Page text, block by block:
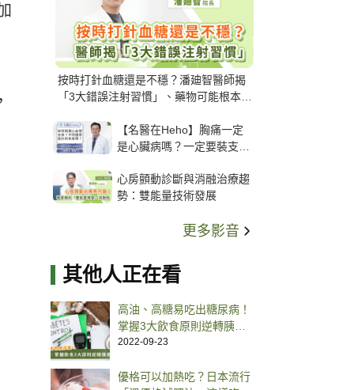
按時打針血糖還是不穩？潘廸智醫師揭
「3大錯誤注射習慣」、藥物可能根本沒
【名醫在Heho】胸痛一定
是心臟病嗎？一定要裝支
解析支架種類、風險與選擇
關鍵
心房顫動診斷與消融治療趨
勢：雙能量技術發展
更多影音
其他人正在看
高油、高糖易吃出糖尿病！
掌握3大飲食原則逆轉胰島
素阻抗
2022-09-23
優格可以加熱吃？日本流行